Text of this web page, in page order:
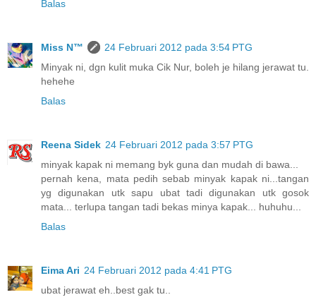
Balas
Miss N™
24 Februari 2012 pada 3:54 PTG
Minyak ni, dgn kulit muka Cik Nur, boleh je hilang jerawat tu.
hehehe
Balas
Reena Sidek 24 Februari 2012 pada 3:57 PTG
minyak kapak ni memang byk guna dan mudah di bawa...
pernah kena, mata pedih sebab minyak kapak ni...tangan
yg digunakan utk sapu ubat tadi digunakan utk gosok
mata... terlupa tangan tadi bekas minya kapak... huhuhu...
Balas
Eima Ari 24 Februari 2012 pada 4:41 PTG
ubat jerawat eh..best gak tu..